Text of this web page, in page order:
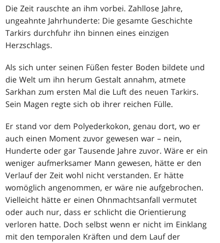
Die Zeit rauschte an ihm vorbei. Zahllose Jahre,
ungeahnte Jahrhunderte: Die gesamte Geschichte
Tarkirs durchfuhr ihn binnen eines einzigen
Herzschlags.
Als sich unter seinen Füßen fester Boden bildete und
die Welt um ihn herum Gestalt annahm, atmete
Sarkhan zum ersten Mal die Luft des neuen Tarkirs.
Sein Magen regte sich ob ihrer reichen Fülle.
Er stand vor dem Polyederkokon, genau dort, wo er
auch einen Moment zuvor gewesen war – nein,
Hunderte oder gar Tausende Jahre zuvor. Wäre er ein
weniger aufmerksamer Mann gewesen, hätte er den
Verlauf der Zeit wohl nicht verstanden. Er hätte
womöglich angenommen, er wäre nie aufgebrochen.
Vielleicht hätte er einen Ohnmachtsanfall vermutet
oder auch nur, dass er schlicht die Orientierung
verloren hatte. Doch selbst wenn er nicht im Einklang
mit den temporalen Kräften und dem Lauf der